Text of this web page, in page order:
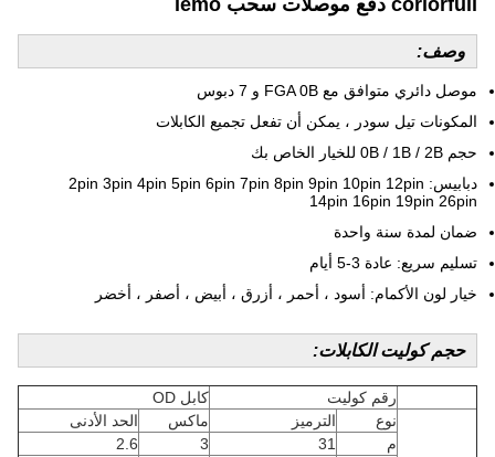
corlorfull دفع موصلات سحب lemo
وصف:
موصل دائري متوافق مع FGA 0B و 7 دبوس
المكونات تيل سودر ، يمكن أن تفعل تجميع الكابلات
حجم 0B / 1B / 2B للخيار الخاص بك
دبابيس: 2pin 3pin 4pin 5pin 6pin 7pin 8pin 9pin 10pin 12pin
14pin 16pin 19pin 26pin
ضمان لمدة سنة واحدة
تسليم سريع: عادة 3-5 أيام
خيار لون الأكمام: أسود ، أحمر ، أزرق ، أبيض ، أصفر ، أخضر
حجم كوليت الكابلات:
رقم كوليت كابل OD
نوع الترميز ماكس
الحد الأدنى
م
31
3
2.6